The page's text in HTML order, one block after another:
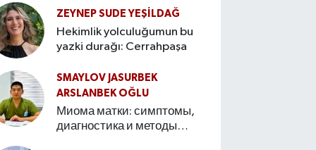
Hikâyesi
ZEYNEP SUDE YEŞİLDAĞ
Hekimlik yolculuğumun bu
yazki durağı: Cerrahpaşa
SMAYLOV JASURBEK
ARSLANBEK OĞLU
Миома матки: симптомы,
диагностика и методы